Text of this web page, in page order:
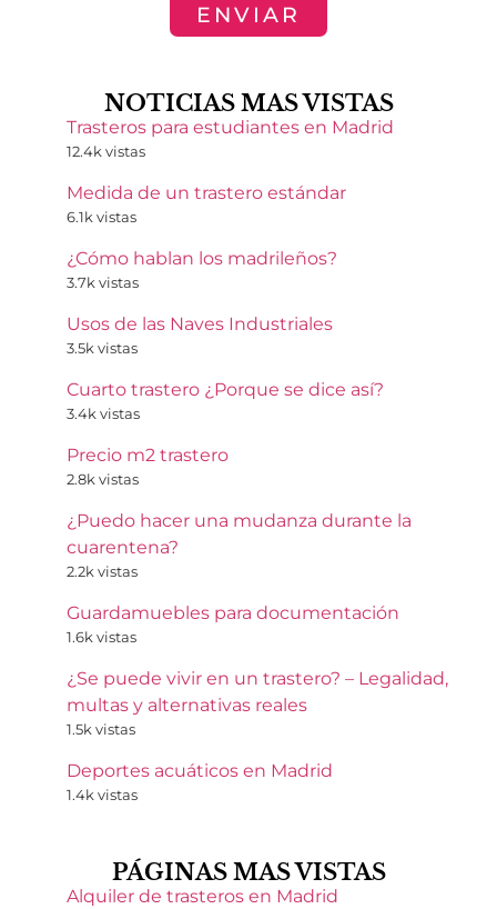
ENVIAR
NOTICIAS MAS VISTAS
Trasteros para estudiantes en Madrid
12.4k vistas
Medida de un trastero estándar
6.1k vistas
¿Cómo hablan los madrileños?
3.7k vistas
Usos de las Naves Industriales
3.5k vistas
Cuarto trastero ¿Porque se dice así?
3.4k vistas
Precio m2 trastero
2.8k vistas
¿Puedo hacer una mudanza durante la
cuarentena?
2.2k vistas
Guardamuebles para documentación
1.6k vistas
¿Se puede vivir en un trastero? – Legalidad,
multas y alternativas reales
1.5k vistas
Deportes acuáticos en Madrid
1.4k vistas
PÁGINAS MAS VISTAS
Alquiler de trasteros en Madrid